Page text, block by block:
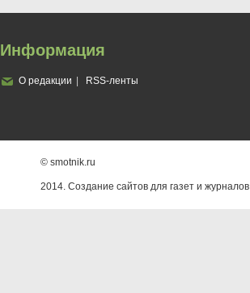
Информация
О редакции RSS-ленты
© smotnik.ru
2014. Создание сайтов для газет и журналов